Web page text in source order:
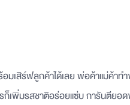
มเสิร์ฟลูกค้าได้เลย พ่อค้าแม่ค้าท
ก็เพิ่มรสชาติอร่อยแซ่บ การันตียอ